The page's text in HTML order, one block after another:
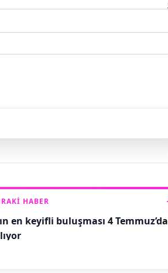
HABER
en keyifli buluşması 4 Temmuz’da